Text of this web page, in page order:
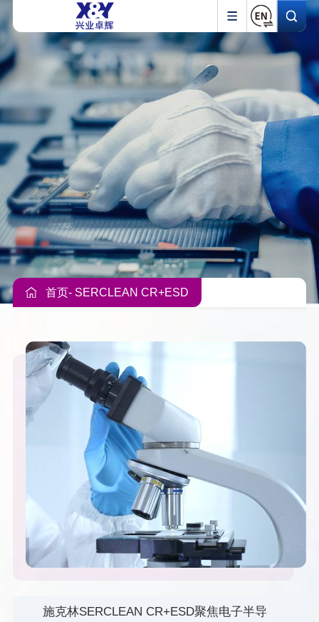
首页- SERCLEAN CR+ESD
施克林SERCLEAN CR+ESD聚焦电子半导